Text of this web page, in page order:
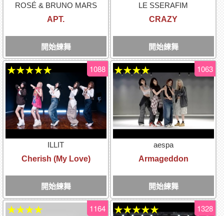
ROSÉ & BRUNO MARS
APT.
開始練舞
LE SSERAFIM
CRAZY
開始練舞
ILLIT
Cherish (My Love)
開始練舞
1088
★★★★★
aespa
Armageddon
開始練舞
1063
★★★★
1164
★★★★ 1328
★★★★★